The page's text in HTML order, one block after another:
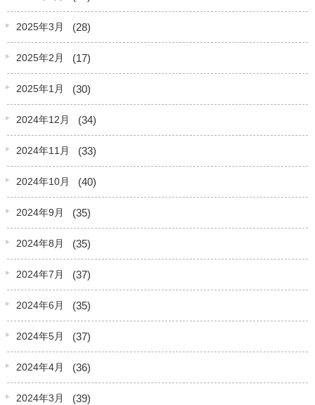
2025年3月 (28)
2025年2月 (17)
2025年1月 (30)
2024年12月 (34)
2024年11月 (33)
2024年10月 (40)
2024年9月 (35)
2024年8月 (35)
2024年7月 (37)
2024年6月 (35)
2024年5月 (37)
2024年4月 (36)
2024年3月 (39)